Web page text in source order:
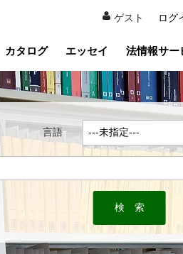
ゲスト ログ
カタログ エッセイ 法情報サー
言語